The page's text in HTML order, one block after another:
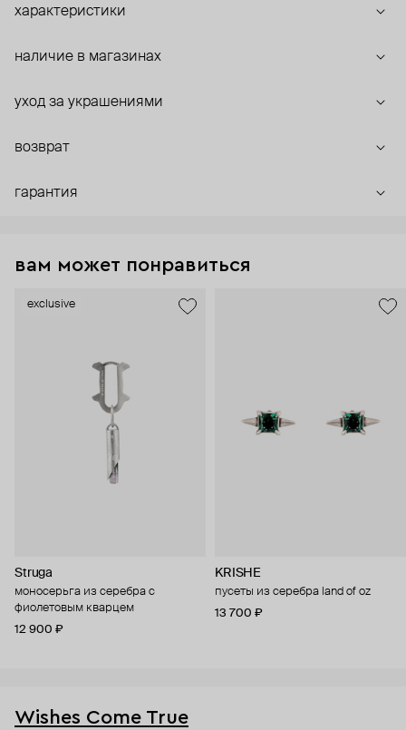
характеристики
наличие в магазинах
уход за украшениями
возврат
гарантия
вам может понравиться
exclusive
Struga
моносерьга из серебра с
фиолетовым кварцем
12 900 ₽
KRISHE
пусеты из серебра land of oz
13 700 ₽
Wishes Come True